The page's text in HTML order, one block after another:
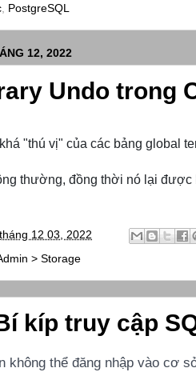
PostgreSQL
12, 2022
Undo trong
"thú vị" của các bảng global
thường, đồng thời nó lại được
tháng 12 03, 2022
> Storage
kíp truy cập
không thể đăng nhập vào cơ